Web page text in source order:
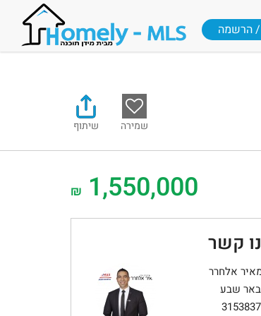
/ הרשמה
שמירה שיתוף
1,550,000
₪
קשר
אלחרר
שבע